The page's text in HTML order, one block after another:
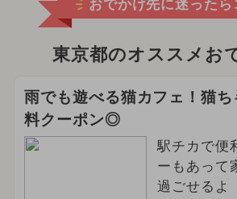
おでかけ先に迷ったら
東京都のオススメお
雨でも遊べる猫カフェ！猫
料クーポン◎
駅チカで便
ーもあって
過ごせるよ